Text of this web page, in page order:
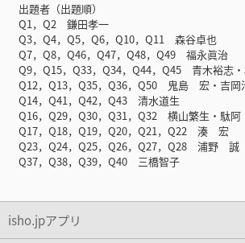
出題者（出題順）
Q1，Q2 鎌田孝一
Q3，Q4，Q5，Q6，Q10，Q11 森谷卓也
Q7，Q8，Q46，Q47，Q48，Q49 福永眞治
Q9，Q15，Q33，Q34，Q44，Q45 青木裕志
Q12，Q13，Q35，Q36，Q50 鬼島 宏・吉
Q14，Q41，Q42，Q43 清水道生
Q16，Q29，Q30，Q31，Q32 横山繁生・駄
Q17，Q18，Q19，Q20，Q21，Q22 湊 宏
Q23，Q24，Q25，Q26，Q27，Q28 浦野 誠
Q37，Q38，Q39，Q40 三橋智子
isho.jpアプリ